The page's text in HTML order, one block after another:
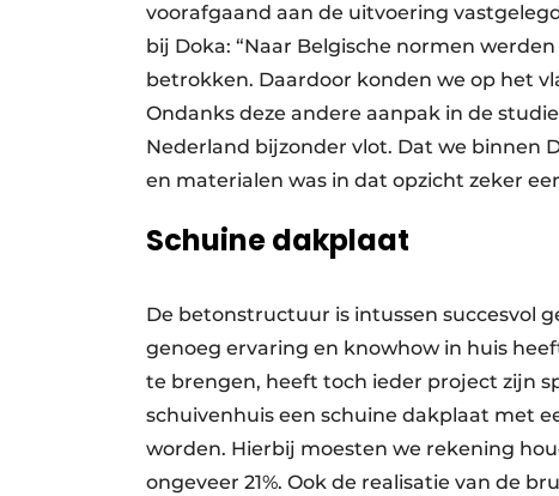
voorafgaand aan de uitvoering
bij Doka: “Naar Belgische normen
betrokken. Daardoor konden we op het
Ondanks deze andere aanpak in de
Nederland bijzonder vlot. Dat we binnen
en materialen was in dat opzicht zeker
Schuine dakplaat
De betonstructuur is intussen succesvol
genoeg ervaring en knowhow in huis
te brengen, heeft toch ieder project zijn
schuivenhuis een schuine dakplaat met
worden. Hierbij moesten we rekening
ongeveer 21%. Ook de realisatie van de